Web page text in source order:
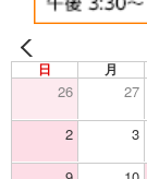
日 月
26 27
2 3